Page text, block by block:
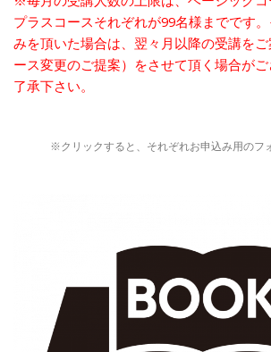
プラスコースそれぞれが99名様までです
みを頂いた場合は、翌々月以降の受講を
ース変更のご提案）をさせて頂く場合が
了承下さい。
※クリックすると、それぞれお申込み用のフ